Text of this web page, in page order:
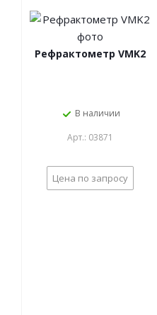
Рефрактометр VMK2
В наличии
Арт.: 03871
Цена по запросу